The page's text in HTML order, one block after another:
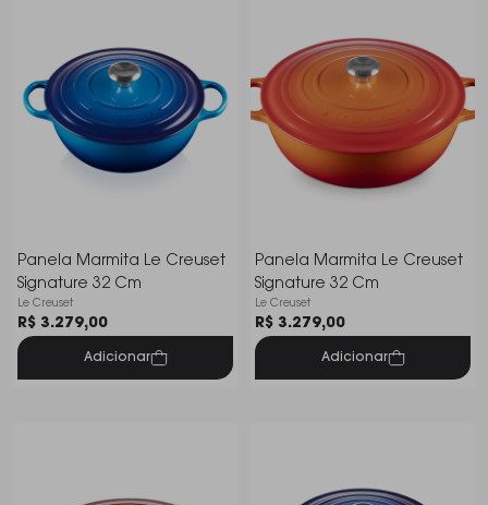
Panela Marmita Le Creuset
Signature 32 Cm
Le Creuset
R$ 3.279,00
Adicionar
Panela Marmita Le Creuset
Signature 32 Cm
Le Creuset
R$ 3.279,00
Adicionar